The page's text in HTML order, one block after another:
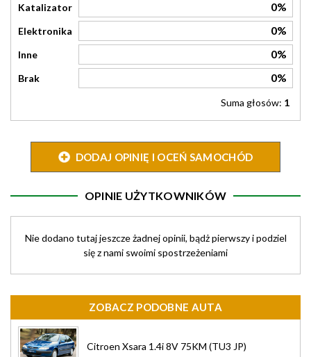
Katalizator 0%
Elektronika 0%
Inne 0%
Brak 0%
Suma głosów: 1
DODAJ OPINIĘ I OCEŃ SAMOCHÓD
OPINIE UŻYTKOWNIKÓW
Nie dodano tutaj jeszcze żadnej opinii, bądż pierwszy i podziel
się z nami swoimi spostrzeżeniami
ZOBACZ PODOBNE AUTA
Citroen Xsara 1.4i 8V 75KM (TU3 JP)